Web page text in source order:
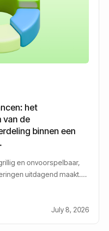
het
van de
binnen een
en onvoorspelbaar,
uitdagend maakt.
July 8, 2026